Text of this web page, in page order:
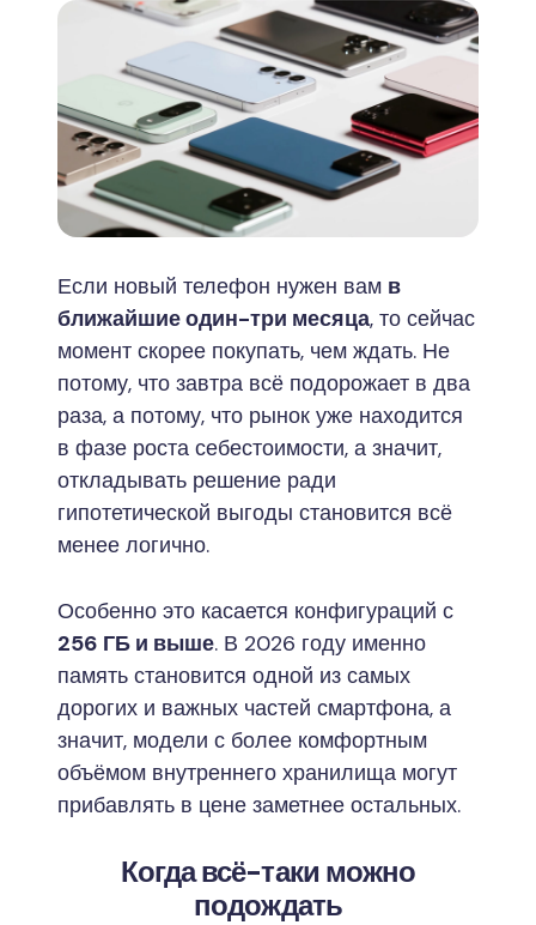
Если новый телефон нужен вам в
ближайшие один-три месяца, то сейчас
момент скорее покупать, чем ждать. Не
потому, что завтра всё подорожает в два
раза, а потому, что рынок уже находится
в фазе роста себестоимости, а значит,
откладывать решение ради
гипотетической выгоды становится всё
менее логично.
Особенно это касается конфигураций с
256 ГБ и выше. В 2026 году именно
память становится одной из самых
дорогих и важных частей смартфона, а
значит, модели с более комфортным
объёмом внутреннего хранилища могут
прибавлять в цене заметнее остальных.
Когда всё-таки можно
подождать